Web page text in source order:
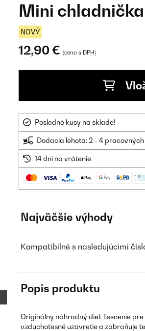
Mini
NOVÝ
12,90 € (cena s DPH)
Posledné kusy na sklade!
Dodacia lehota: 2 - 4
14 dní na vrátenie
Najväčšie výhody
Kompatibilné s nasledujúcimi
Popis produktu
Originálny náhradný diel: Tesnenie
vzduchotesné uzavretie a zabraňuje